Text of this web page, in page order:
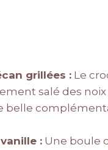
grillées : Le
salé des noix
belle
: Une boule